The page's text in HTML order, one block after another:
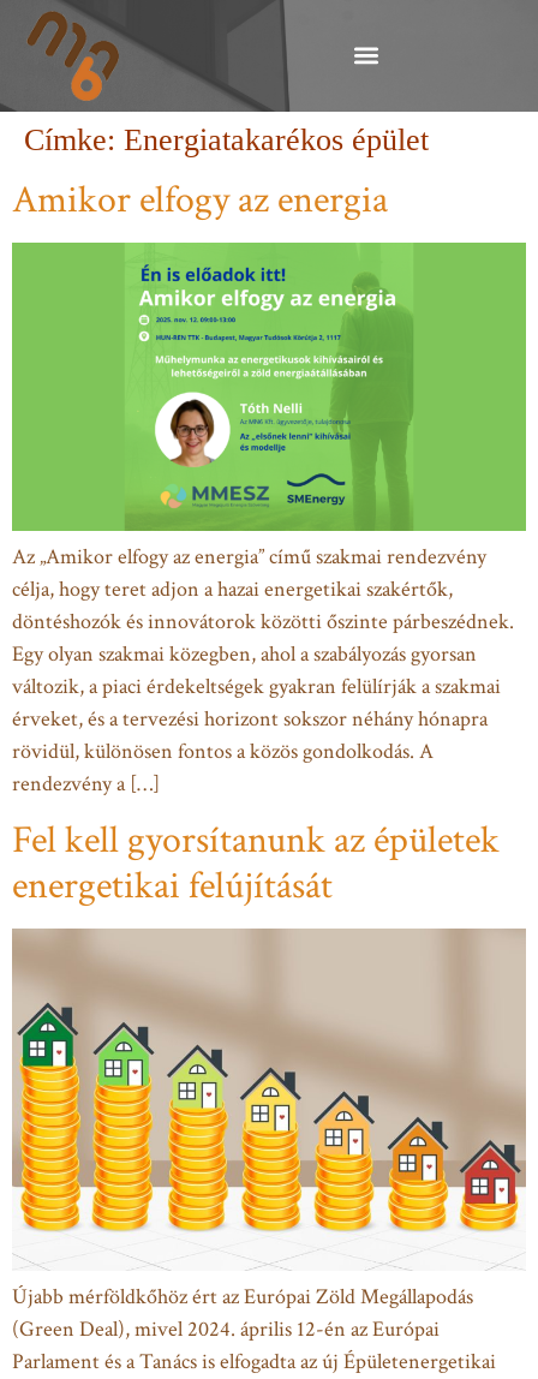
Címke: Energiatakarékos épület
Amikor elfogy az energia
Az „Amikor elfogy az energia” című szakmai rendezvény
célja, hogy teret adjon a hazai energetikai szakértők,
döntéshozók és innovátorok közötti őszinte párbeszédnek.
Egy olyan szakmai közegben, ahol a szabályozás gyorsan
változik, a piaci érdekeltségek gyakran felülírják a szakmai
érveket, és a tervezési horizont sokszor néhány hónapra
rövidül, különösen fontos a közös gondolkodás. A
rendezvény a […]
Fel kell gyorsítanunk az épületek
energetikai felújítását
Újabb mérföldkőhöz ért az Európai Zöld Megállapodás
(Green Deal), mivel 2024. április 12-én az Európai
Parlament és a Tanács is elfogadta az új Épületenergetikai